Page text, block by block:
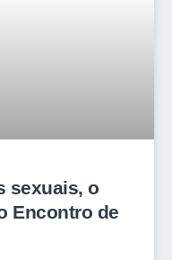
sexuais, o
Encontro de